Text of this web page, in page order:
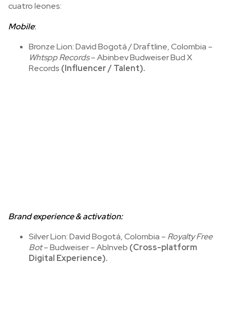
cuatro leones:
Mobile:
Bronze Lion: David Bogotá / Draftline, Colombia –
Whtspp Records– Abinbev Budweiser Bud X
Records (Influencer / Talent).
Brand experience & activation:
Silver Lion: David Bogotá, Colombia – Royalty Free
Bot– Budweiser – AbInveb (Cross-platform
Digital Experience).